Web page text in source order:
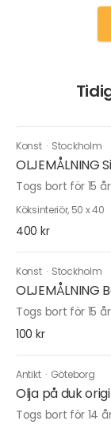
Konst · Stockholm
OLJEMÅLNING
Togs bort för 15
Köksinteriör, 50 x 40
400 kr
Konst · Stockholm
OLJEMÅLNING
Togs bort för 15
100 kr
Antikt · Göteborg
Olja på duk
Togs bort för 14